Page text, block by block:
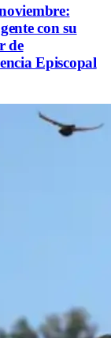
con su
de
Episcopal